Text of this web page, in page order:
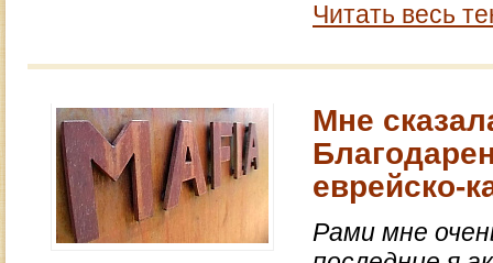
Читать весь
Мне
еврейско-
Рами мне